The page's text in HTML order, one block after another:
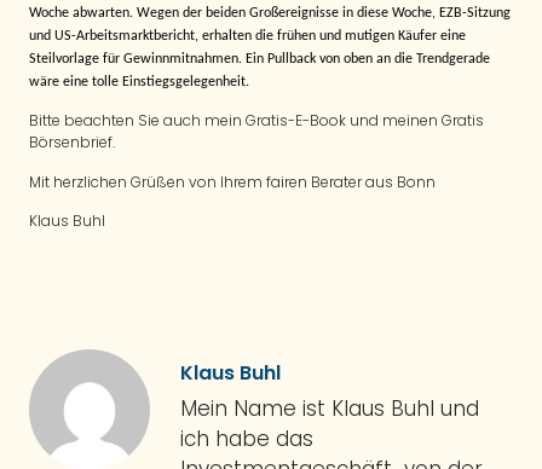
Woche abwarten. Wegen der beiden Großereignisse in diese Woche, EZB-Sitzung
und US-Arbeitsmarktbericht, erhalten die frühen und mutigen Käufer eine
Steilvorlage für Gewinnmitnahmen. Ein Pullback von oben an die Trendgerade
wäre eine tolle Einstiegsgelegenheit.
Bitte beachten Sie auch mein Gratis-E-Book und meinen Gratis
Börsenbrief.
Mit herzlichen Grüßen von Ihrem fairen Berater aus Bonn
Klaus Buhl
Klaus Buhl
Mein Name ist Klaus Buhl und
ich habe das